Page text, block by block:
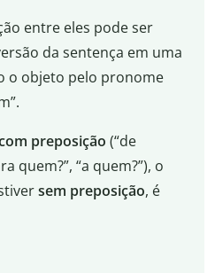
entre eles pode ser
da sentença em uma
o objeto pelo pronome
preposição (“de
quem?”, “a quem?”), o
sem preposição, é